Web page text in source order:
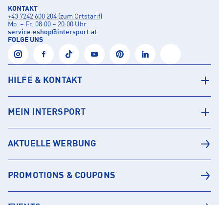
KONTAKT
+43 7242 600 204 (zum Ortstarif)
Mo. – Fr. 08:00 – 20:00 Uhr
service.eshop@intersport.at
FOLGE UNS
HILFE & KONTAKT
MEIN INTERSPORT
AKTUELLE WERBUNG
PROMOTIONS & COUPONS